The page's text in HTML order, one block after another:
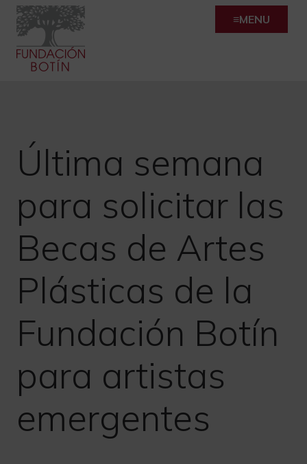
Skip
content
MENU
Última semana
para solicitar las
Becas de Artes
Plásticas de la
Fundación Botín
para artistas
emergentes